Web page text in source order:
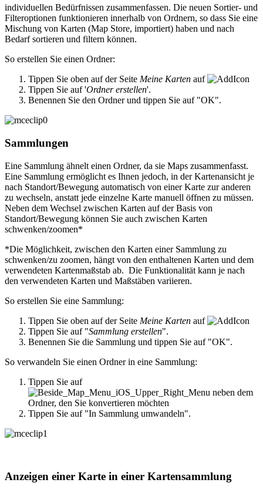
individuellen Bedürfnissen zusammenfassen. Die neuen Sortier- und
Filteroptionen funktionieren innerhalb von Ordnern, so dass Sie eine
Mischung von Karten (Map Store, importiert) haben und nach
Bedarf sortieren und filtern können.
So erstellen Sie einen Ordner:
Tippen Sie oben auf der Seite Meine Karten auf
Tippen Sie auf 'Ordner erstellen'.
Benennen Sie den Ordner und tippen Sie auf "OK".
Sammlungen
Eine Sammlung ähnelt einen Ordner, da sie Maps zusammenfasst.
Eine Sammlung ermöglicht es Ihnen jedoch, in der Kartenansicht je
nach Standort/Bewegung automatisch von einer Karte zur anderen
zu wechseln, anstatt jede einzelne Karte manuell öffnen zu müssen.
Neben dem Wechsel zwischen Karten auf der Basis von
Standort/Bewegung können Sie auch zwischen Karten
schwenken/zoomen*
*Die Möglichkeit, zwischen den Karten einer Sammlung zu
schwenken/zu zoomen, hängt von den enthaltenen Karten und dem
verwendeten Kartenmaßstab ab. Die Funktionalität kann je nach
den verwendeten Karten und Maßstäben variieren.
So erstellen Sie eine Sammlung:
Tippen Sie oben auf der Seite Meine Karten auf
Tippen Sie auf "Sammlung erstellen".
Benennen Sie die Sammlung und tippen Sie auf "OK".
So verwandeln Sie einen Ordner in eine Sammlung:
Tippen Sie auf
neben dem
Ordner, den Sie konvertieren möchten
Tippen Sie auf "In Sammlung umwandeln".
Anzeigen einer Karte in einer Kartensammlung